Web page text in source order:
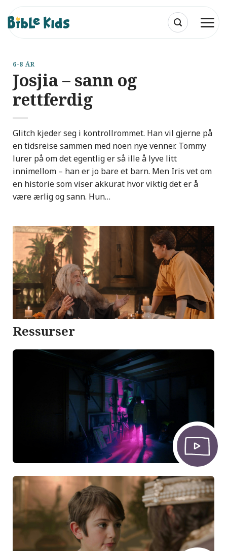
content
6-8 ÅR
Josjia – sann og
rettferdig
Glitch kjeder seg i kontrollrommet. Han vil gjerne på
en tidsreise sammen med noen nye venner. Tommy
lurer på om det egentlig er så ille å lyve litt
innimellom – han er jo bare et barn. Men Iris vet om
en historie som viser akkurat hvor viktig det er å
være ærlig og sann. Hun…
Ressurser